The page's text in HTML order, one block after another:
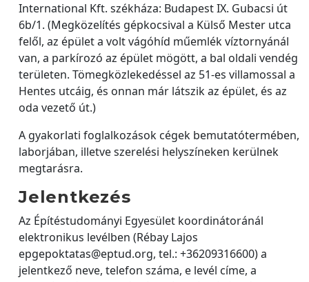
International Kft. székháza: Budapest IX. Gubacsi út
6b/1. (Megközelítés gépkocsival a Külső Mester utca
felől, az épület a volt vágóhíd műemlék víztornyánál
van, a parkírozó az épület mögött, a bal oldali vendég
területen. Tömegközlekedéssel az 51-es villamossal a
Hentes utcáig, és onnan már látszik az épület, és az
oda vezető út.)
A gyakorlati foglalkozások cégek bemutatótermében,
laborjában, illetve szerelési helyszíneken kerülnek
megtarásra.
Jelentkezés
Az Építéstudományi Egyesület koordinátoránál
elektronikus levélben (Rébay Lajos
epgepoktatas@eptud.org, tel.: +36209316600) a
jelentkező neve, telefon száma, e levél címe, a